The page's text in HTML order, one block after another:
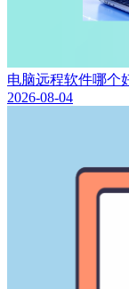
电脑远程软件哪个
2026-08-04